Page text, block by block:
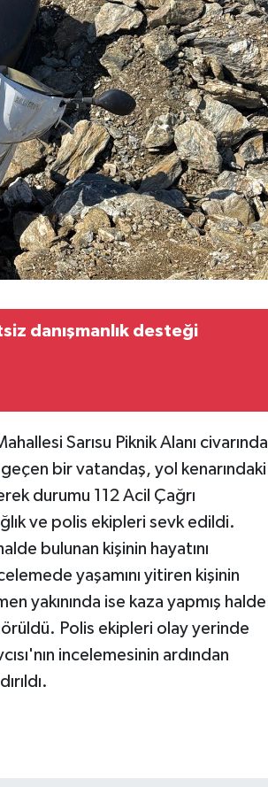
danışmanlık desteği
Sarısu Piknik Alanı civarında
bir vatandaş, yol kenarındaki
durumu 112 Acil Çağrı
ve polis ekipleri sevk edildi.
bulunan kişinin hayatını
yaşamını yitiren kişinin
yakınında ise kaza yapmış halde
Polis ekipleri olay yerinde
incelemesinin ardından